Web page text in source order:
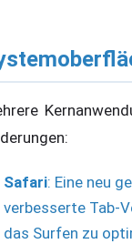
Safari: Eine neu
verbesserte Tab-
das Surfen zu